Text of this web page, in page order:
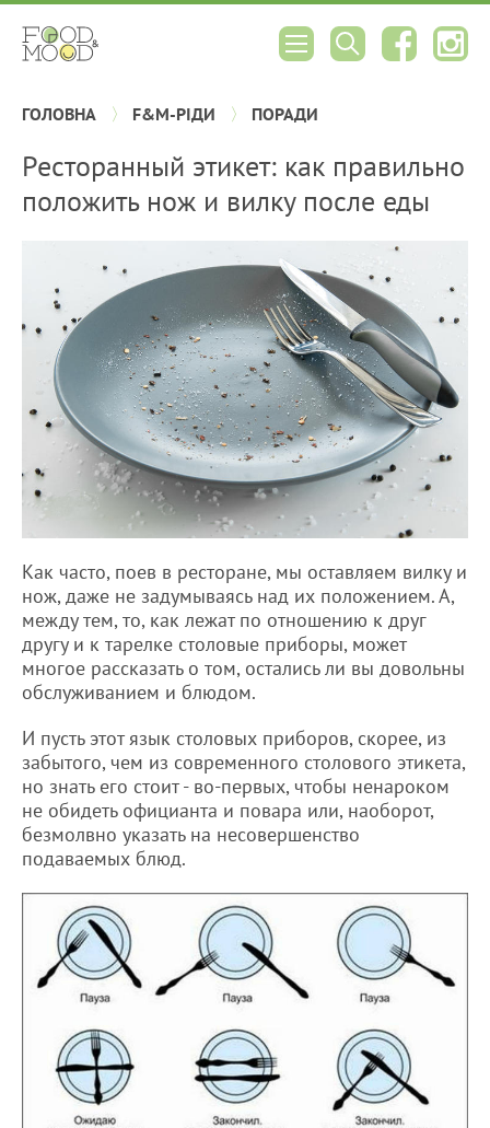
ГОЛОВНА F&M-РІДИ ПОРАДИ
Ресторанный этикет: как правильно
положить нож и вилку после еды
Как часто, поев в ресторане, мы оставляем вилку и
нож, даже не задумываясь над их положением. А,
между тем, то, как лежат по отношению к друг
другу и к тарелке столовые приборы, может
многое рассказать о том, остались ли вы довольны
обслуживанием и блюдом.
И пусть этот язык столовых приборов, скорее, из
забытого, чем из современного столового этикета,
но знать его стоит - во-первых, чтобы ненароком
не обидеть официанта и повара или, наоборот,
безмолвно указать на несовершенство
подаваемых блюд.